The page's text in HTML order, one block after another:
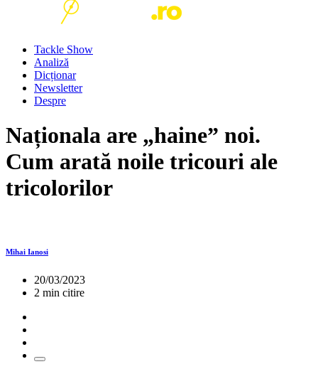
Tackle Show
Analiză
Dicționar
Newsletter
Despre
Naționala are „haine” noi.
Cum arată noile tricouri ale
tricolorilor
Mihai Ianosi
20/03/2023
2 min citire